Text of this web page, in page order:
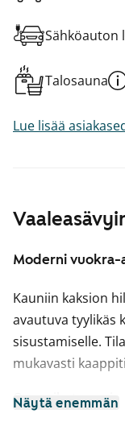
Moderni vuokra-
Kauniin kaksion
avautuva tyylikäs
sisustamiselle.
mukavasti
Oma pihaterassi
Näytä enemmän
Sähköauton
Talosauna
Lue lisää